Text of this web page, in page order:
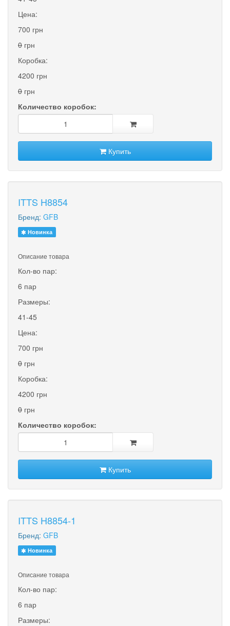
Цена:
700 грн
0 грн
Коробка:
4200 грн
0 грн
Количество коробок:
Купить
ITTS H8854
Бренд: GFB
Новинка
Описание товара
Кол-во пар:
6 пар
Размеры:
41-45
Цена:
700 грн
0 грн
Коробка:
4200 грн
0 грн
Количество коробок:
Купить
ITTS H8854-1
Бренд: GFB
Новинка
Описание товара
Кол-во пар:
6 пар
Размеры: